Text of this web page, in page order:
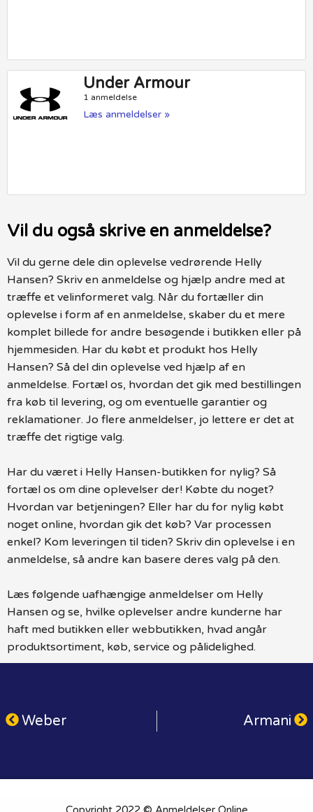
Under Armour
1 anmeldelse
Læs anmeldelser »
Vil du også skrive en anmeldelse?
Vil du gerne dele din oplevelse vedrørende Helly
Hansen? Skriv en anmeldelse og hjælp andre med at
træffe et velinformeret valg. Når du fortæller din
oplevelse i form af en anmeldelse, skaber du et mere
komplet billede for andre besøgende i butikken eller på
hjemmesiden. Har du købt et produkt hos Helly
Hansen? Så del din oplevelse ved hjælp af en
anmeldelse. Fortæl os, hvordan det gik med bestillingen
fra køb til levering, og om eventuelle garantier og
reklamationer. Jo flere anmeldelser, jo lettere er det at
træffe det rigtige valg.
Har du været i Helly Hansen-butikken for nylig? Så
fortæl os om dine oplevelser der! Købte du noget?
Hvordan var betjeningen? Eller har du for nylig købt
noget online, hvordan gik det køb? Var processen
enkel? Kom leveringen til tiden? Skriv din oplevelse i en
anmeldelse, så andre kan basere deres valg på den.
Læs følgende uafhængige anmeldelser om Helly
Hansen og se, hvilke oplevelser andre kunderne har
haft med butikken eller webbutikken, hvad angår
produktsortiment, køb, service og pålidelighed.
Weber Armani